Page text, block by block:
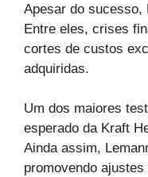
Apesar do sucesso,
Entre eles, crises
cortes de custos
adquiridas.
Um dos maiores
esperado da Kraft
Ainda assim,
promovendo